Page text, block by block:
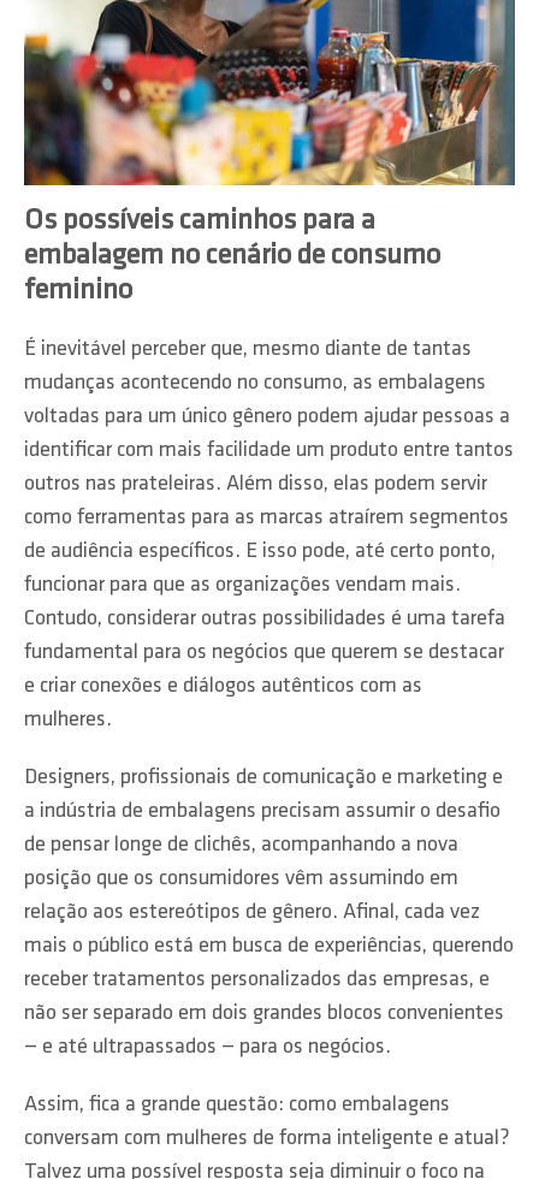
Os possíveis caminhos para a
embalagem no cenário de consumo
feminino
É inevitável perceber que, mesmo diante de tantas
mudanças acontecendo no consumo, as embalagens
voltadas para um único gênero podem ajudar pessoas a
identificar com mais facilidade um produto entre tantos
outros nas prateleiras. Além disso, elas podem servir
como ferramentas para as marcas atraírem segmentos
de audiência específicos. E isso pode, até certo ponto,
funcionar para que as organizações vendam mais.
Contudo, considerar outras possibilidades é uma tarefa
fundamental para os negócios que querem se destacar
e criar conexões e diálogos autênticos com as
mulheres.
Designers, profissionais de comunicação e marketing e
a indústria de embalagens precisam assumir o desafio
de pensar longe de clichês, acompanhando a nova
posição que os consumidores vêm assumindo em
relação aos estereótipos de gênero. Afinal, cada vez
mais o público está em busca de experiências, querendo
receber tratamentos personalizados das empresas, e
não ser separado em dois grandes blocos convenientes
— e até ultrapassados — para os negócios.
Assim, fica a grande questão: como embalagens
conversam com mulheres de forma inteligente e atual?
Talvez uma possível resposta seja diminuir o foco na